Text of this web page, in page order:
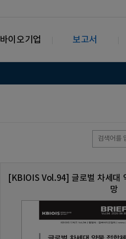
바이오기업 보고서
[KBIOIS Vol.94] 글로벌 차세대
망